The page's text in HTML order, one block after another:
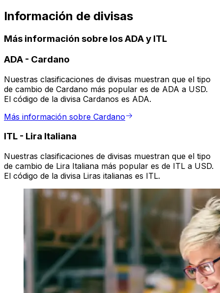
Información de divisas
Más información sobre los ADA y ITL
ADA - Cardano
Nuestras clasificaciones de divisas muestran que el tipo
de cambio de Cardano más popular es de ADA a USD.
El código de la divisa Cardanos es ADA.
Más información sobre Cardano
ITL - Lira Italiana
Nuestras clasificaciones de divisas muestran que el tipo
de cambio de Lira Italiana más popular es de ITL a USD.
El código de la divisa Liras italianas es ITL.